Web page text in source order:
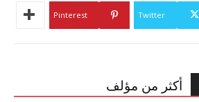
Twitter
Pinterest
أكثر من مؤلف